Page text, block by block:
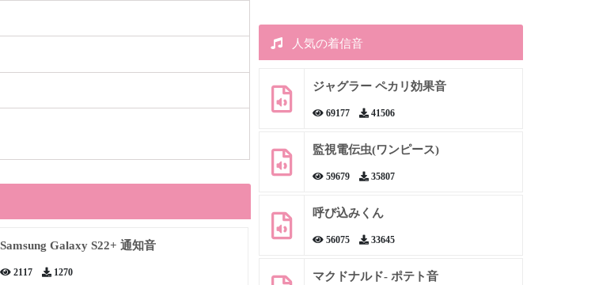
Samsung Galaxy S22+ 通知音
2117 1270
人気の着信音
ジャグラー ペカリ効果音
69177 41506
監視電伝虫(ワンピース)
59679 35807
呼び込みくん
56075 33645
マクドナルド- ポテト音